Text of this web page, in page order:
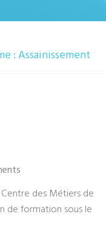
: Assainissement
Centre des Métiers de
de formation sous le